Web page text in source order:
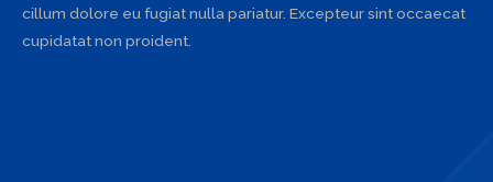
cillum dolore eu fugiat nulla pariatur. Excepteur sint occaecat
cupidatat non proident.